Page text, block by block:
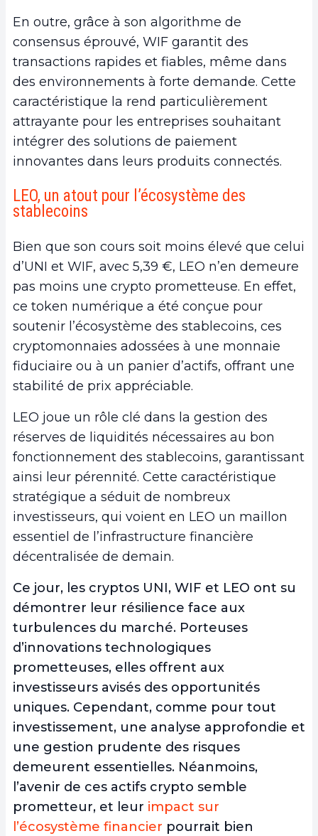
En outre, grâce à son algorithme de
consensus éprouvé, WIF garantit des
transactions rapides et fiables, même dans
des environnements à forte demande. Cette
caractéristique la rend particulièrement
attrayante pour les entreprises souhaitant
intégrer des solutions de paiement
innovantes dans leurs produits connectés.
LEO, un atout pour l’écosystème des
stablecoins
Bien que son cours soit moins élevé que celui
d’UNI et WIF, avec 5,39 €, LEO n’en demeure
pas moins une crypto prometteuse. En effet,
ce token numérique a été conçue pour
soutenir l’écosystème des stablecoins, ces
cryptomonnaies adossées à une monnaie
fiduciaire ou à un panier d’actifs, offrant une
stabilité de prix appréciable.
LEO joue un rôle clé dans la gestion des
réserves de liquidités nécessaires au bon
fonctionnement des stablecoins, garantissant
ainsi leur pérennité. Cette caractéristique
stratégique a séduit de nombreux
investisseurs, qui voient en LEO un maillon
essentiel de l’infrastructure financière
décentralisée de demain.
Ce jour, les cryptos UNI, WIF et LEO ont su
démontrer leur résilience face aux
turbulences du marché. Porteuses
d’innovations technologiques
prometteuses, elles offrent aux
investisseurs avisés des opportunités
uniques. Cependant, comme pour tout
investissement, une analyse approfondie et
une gestion prudente des risques
demeurent essentielles. Néanmoins,
l’avenir de ces actifs crypto semble
prometteur, et leur impact sur
l’écosystème financier pourrait bien